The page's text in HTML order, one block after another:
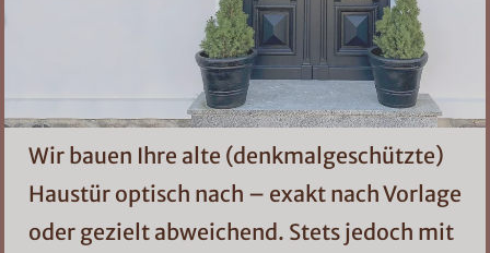
Wir bauen Ihre alte (denkmalgeschützte)
Haustür optisch nach – exakt nach Vorlage
oder gezielt abweichend. Stets jedoch mit